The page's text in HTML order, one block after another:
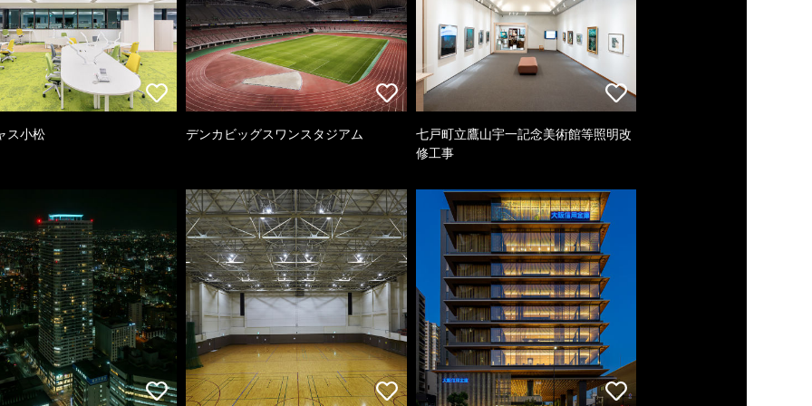
ス小松 デンカビッグスワンスタジアム
七戸町立鷹山宇一記念美術館等照明改
修工事